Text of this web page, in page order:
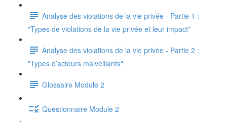
Analyse des violations de la vie privée - Partie 1 :
"Types de violations de la vie privée et leur impact"
Analyse des violations de la vie privée - Partie 2 :
"Types d’acteurs malveillants"
Glossaire Module 2
Questionnaire Module 2